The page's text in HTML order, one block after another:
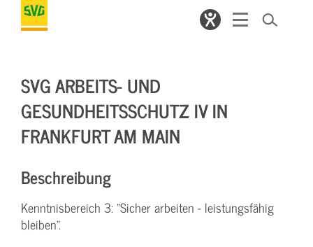
SVG ARBEITS- UND
GESUNDHEITSSCHUTZ IV IN
FRANKFURT AM MAIN
Beschreibung
Kenntnisbereich 3: "Sicher arbeiten - leistungsfähig
bleiben".